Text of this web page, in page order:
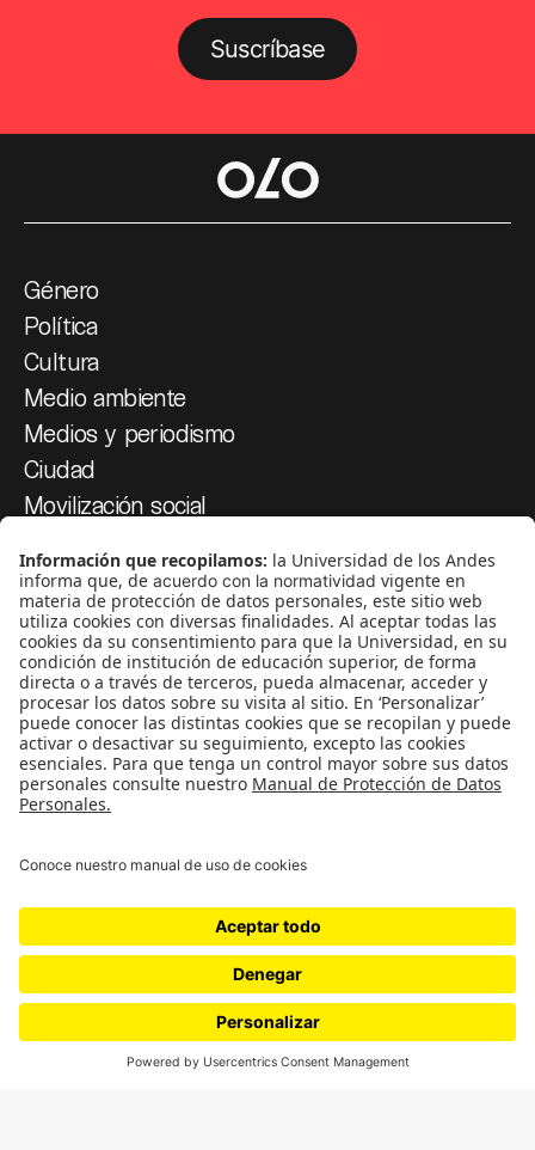
Suscríbase
Género
Política
Cultura
Medio ambiente
Medios y periodismo
Ciudad
Movilización social
¿Quiénes somos?
Podcasts
Ediciones especiales
Proyectos 070
SÍGUENOS
¿Quieres escribir en 070?
CONTÁCTANOS
cerosetenta@uniandes.edu.co
BOGOTÁ, COLOMBIA